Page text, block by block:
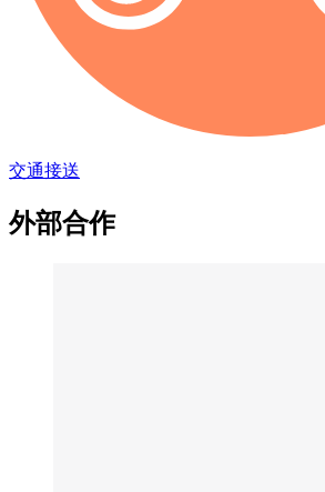
交通接送
外部合作